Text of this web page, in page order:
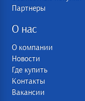
Партнеры
О нас
О компании
Новости
Где купить
Контакты
Вакансии